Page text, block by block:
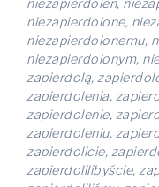
niezapierdoleń,
niezapierdolone,
niezapierdolonemu,
niezapierdolonym,
zapierdolą,
zapierdolenia,
zapierdolenie,
zapierdoleniu,
zapierdolicie,
zapierdolilibyście,